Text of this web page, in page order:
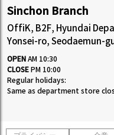
Sinchon Branch
OffiK, B2F, Hyundai
Yonsei-ro, Seodaemun-
OPEN AM 10:30
CLOSE PM 10:00
Regular holidays:
Same as department store